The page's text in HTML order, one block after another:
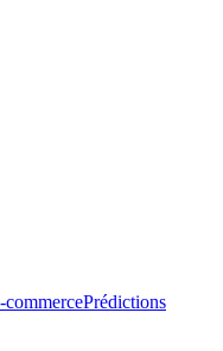
commercePrédictions